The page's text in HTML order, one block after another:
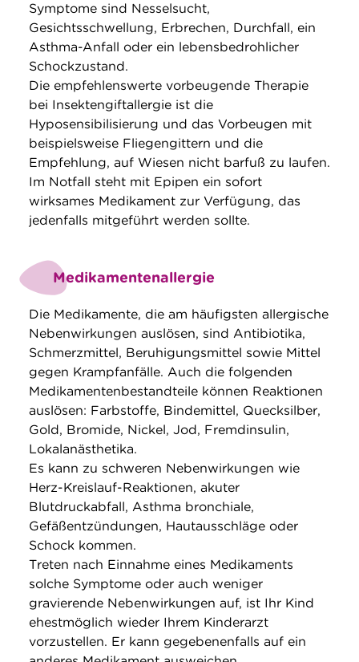
Symptome sind Nesselsucht,
Gesichtsschwellung, Erbrechen, Durchfall, ein
Asthma-Anfall oder ein lebensbedrohlicher
Schockzustand.
Die empfehlenswerte vorbeugende Therapie
bei Insektengiftallergie ist die
Hyposensibilisierung und das Vorbeugen mit
beispielsweise Fliegengittern und die
Empfehlung, auf Wiesen nicht barfuß zu laufen.
Im Notfall steht mit Epipen ein sofort
wirksames Medikament zur Verfügung, das
jedenfalls mitgeführt werden sollte.
Medikamentenallergie
Die Medikamente, die am häufigsten allergische
Nebenwirkungen auslösen, sind Antibiotika,
Schmerzmittel, Beruhigungsmittel sowie Mittel
gegen Krampfanfälle. Auch die folgenden
Medikamentenbestandteile können Reaktionen
auslösen: Farbstoffe, Bindemittel, Quecksilber,
Gold, Bromide, Nickel, Jod, Fremdinsulin,
Lokalanästhetika.
Es kann zu schweren Nebenwirkungen wie
Herz-Kreislauf-Reaktionen, akuter
Blutdruckabfall, Asthma bronchiale,
Gefäßentzündungen, Hautausschläge oder
Schock kommen.
Treten nach Einnahme eines Medikaments
solche Symptome oder auch weniger
gravierende Nebenwirkungen auf, ist Ihr Kind
ehestmöglich wieder Ihrem Kinderarzt
vorzustellen. Er kann gegebenenfalls auf ein